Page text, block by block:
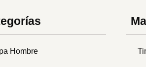
Hombre